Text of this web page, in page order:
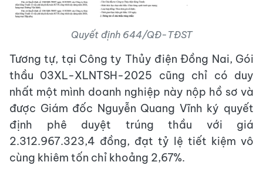
Quyết định 644/QĐ-TĐST
Tương tự, tại Công ty Thủy điện Đồng Nai, Gói
thầu 03XL-XLNTSH-2025 cũng chỉ có duy
nhất một mình doanh nghiệp này nộp hồ sơ và
được Giám đốc Nguyễn Quang Vĩnh ký quyết
định phê duyệt trúng thầu với giá
2.312.967.323,4 đồng, đạt tỷ lệ tiết kiệm vô
cùng khiêm tốn chỉ khoảng 2,67%.